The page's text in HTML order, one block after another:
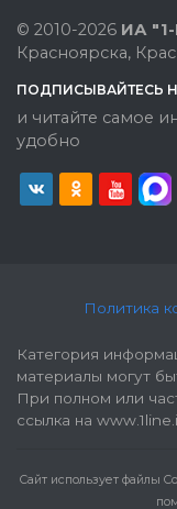
© 2010-2026 ИА "1-
Красноярска,
ПОДПИСЫВАЙТЕСЬ
и читайте самое
удобно
Политика
Категория
материалы могут
При полном или
ссылка на
Cайт использует файлы